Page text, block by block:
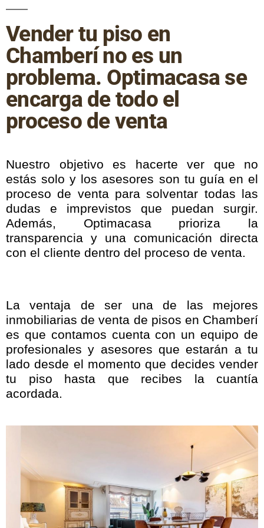
Vender tu piso en
Chamberí no es un
problema. Optimacasa se
encarga de todo el
proceso de venta
Nuestro objetivo es hacerte ver que no
estás solo y los asesores son tu guía en el
proceso de venta para solventar todas las
dudas e imprevistos que puedan surgir.
Además, Optimacasa prioriza la
transparencia y una comunicación directa
con el cliente dentro del proceso de venta.
La ventaja de ser una de las mejores
inmobiliarias de venta de pisos en Chamberí
es que contamos cuenta con un equipo de
profesionales y asesores que estarán a tu
lado desde el momento que decides vender
tu piso hasta que recibes la cuantía
acordada.